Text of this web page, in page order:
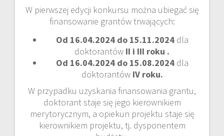
W pierwszej edycji konkursu można ubiegać się
finansowanie grantów trwających:
Od 16.04.2024 do 15.11.2024dla
doktorantów II i III roku .
Od 16.04.2024 do 15.08.2024 dla
doktorantówIV roku.
W przypadku uzyskania finansowania grantu,
doktorant staje się jego kierownikiem
merytorycznym, a opiekun projektu staje się
kierownikiem projektu, tj. dysponentem